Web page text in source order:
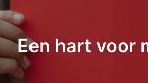
Een hart voor